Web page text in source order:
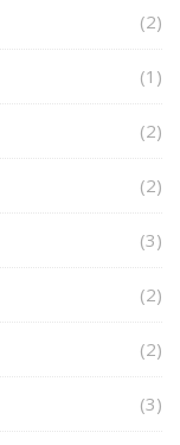
(2)
(1)
(2)
(2)
(3)
(2)
(2)
(3)